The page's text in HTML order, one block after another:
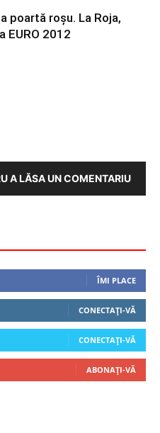
poartă roșu. La Roja,
EURO 2012
A LĂSA UN COMENTARIU
ÎMI PLACE
CONECTAȚI-VĂ
CONECTAȚI-VĂ
ABONAȚI-VĂ